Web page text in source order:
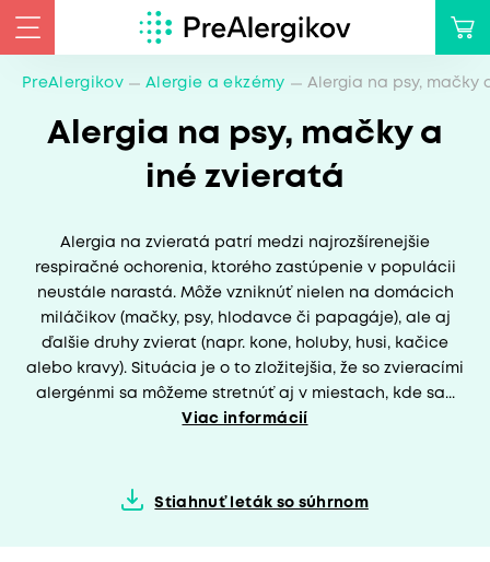
PreAlergikov Alergie a ekzémy Alergia na psy, mačky
Alergia na psy, mačky a
iné zvieratá
Alergia na zvieratá patrí medzi najrozšírenejšie
respiračné ochorenia, ktorého zastúpenie v populácii
neustále narastá. Môže vzniknúť nielen na domácich
miláčikov (mačky, psy, hlodavce či papagáje), ale aj
ďalšie druhy zvierat (napr. kone, holuby, husi, kačice
alebo kravy). Situácia je o to zložitejšia, že so zvieracími
alergénmi sa môžeme stretnúť aj v miestach, kde sa...
Viac informácií
Stiahnuť leták so súhrnom